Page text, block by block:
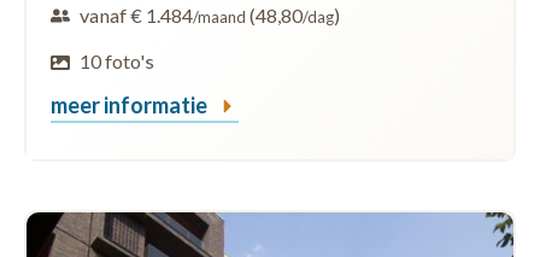
vanaf € 1.484/maand (48,80/dag)
10 foto's
meer informatie